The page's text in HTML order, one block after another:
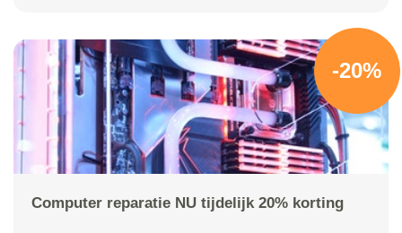
-20%
Computer reparatie NU tijdelijk 20% korting